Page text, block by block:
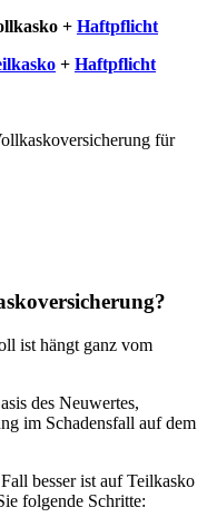
+ Haftpflicht
+ Haftpflicht
für
ist hängt ganz vom
des Neuwertes,
im Schadensfall auf dem
besser ist auf Teilkasko
folgende Schritte: